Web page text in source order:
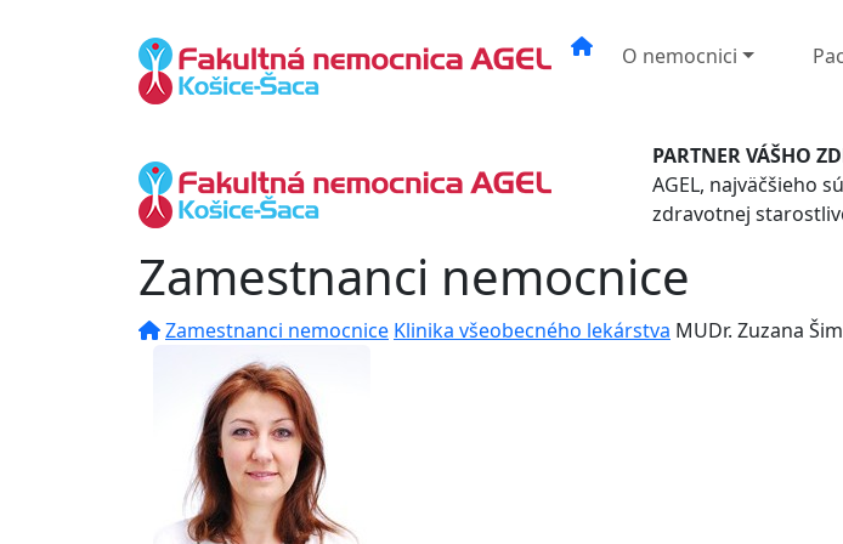
O nemocnici
PARTNER VÁŠHO
AGEL, najväčšieho
zdravotnej
Zamestnanci nemocnice
Zamestnanci nemocnice Klinika všeobecného lekárstva MUDr. Zuzana